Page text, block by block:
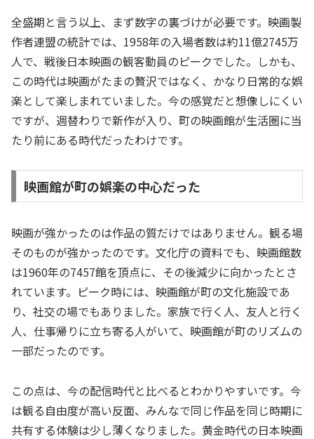
全盛期と言う以上、まず数字の裏づけが必要です。映画製
作者連盟の統計では、1958年の入場者数は約11億2745万
人で、戦後日本映画の観客動員のピークでした。しかも、
この時代は映画がたまの贅沢ではなく、かなり日常的な娯
楽として楽しまれていました。今の感覚だと想像しにくい
ですが、週替わりで新作が入り、町の映画館が生活圏に当
たり前にある時代だったわけです。
映画館が町の娯楽の中心だった
映画が強かったのは作品の質だけではありません。観る場
そのものが強かったのです。文化庁の資料でも、映画館数
は1960年の7457館を頂点に、その後減少に向かったとさ
れています。ピーク時には、映画館が町の文化施設であ
り、社交の場でもありました。家族で行く人、友人と行く
人、仕事帰りに立ち寄る人がいて、映画館が町のリズムの
一部だったのです。
この点は、今の配信時代と比べるとわかりやすいです。今
は観る自由度が高い反面、みんなで同じ作品を同じ時期に
共有する体験は少し薄くなりました。黄金時代の日本映画